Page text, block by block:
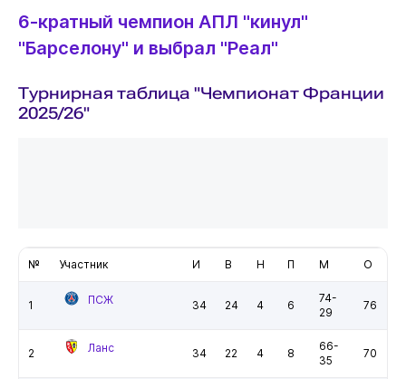
6-кратный чемпион АПЛ "кинул"
"Барселону" и выбрал "Реал"
Турнирная таблица "Чемпионат Франции
2025/26"
№ Участник И В Н П М О
1 ПСЖ 34 24 4 6
74-
29
76
2 Ланс 34 22 4 8
66-
35
70